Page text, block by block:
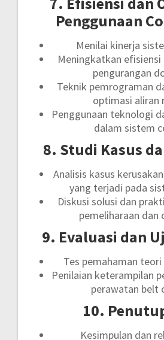
Penggunaan
Menilai kinerja
Meningkatkan efisiensi
pengurangan
Teknik pemrograman
optimasi aliran
Penggunaan teknologi
dalam sistem
8. Studi Kasus
Analisis kasus
yang terjadi pada
Diskusi solusi dan
pemeliharaan dan
9. Evaluasi dan
Tes pemahaman
Penilaian keterampilan
perawatan belt
10.
Kesimpulan dan